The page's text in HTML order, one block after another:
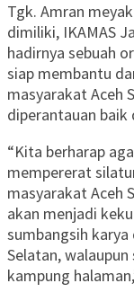
Tgk. Amran
dimiliki, IKAMAS
hadirnya sebuah
siap membantu
masyarakat Aceh
diperantauan
“Kita berharap
mempererat
masyarakat Aceh
akan menjadi
sumbangsih
Selatan,
kampung